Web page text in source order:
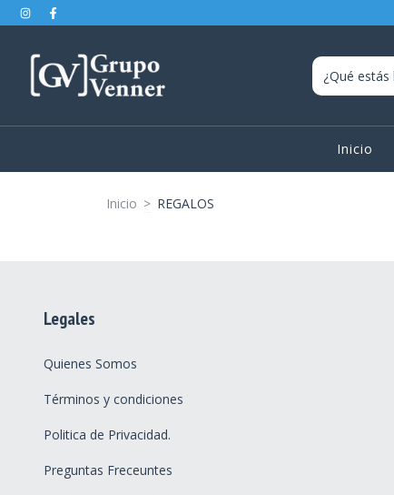
Inicio
Inicio > REGALOS
Legales
Quienes Somos
Términos y condiciones
Politica de Privacidad.
Preguntas Freceuntes